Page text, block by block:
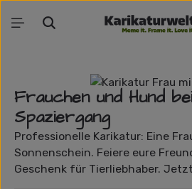
Zum Hauptinhalt springen
Bildergalerie überspringen
Frauchen und Hund
Spaziergang
Professionelle Karikatur: Eine
Sonnenschein. Feiere eure
Geschenk für Tierliebhaber.